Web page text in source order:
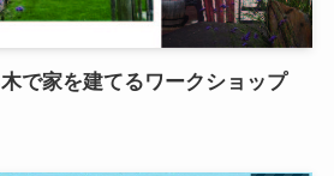
で家を建てるワークショップ